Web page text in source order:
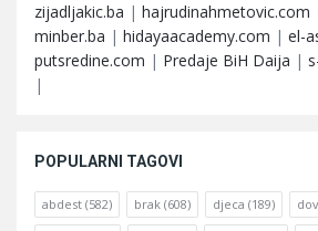
zijadljakic.ba | hajrudinahmetovic.com
minber.ba | hidayaacademy.com | el-
putsredine.com | Predaje BiH Daija |
|
POPULARNI TAGOVI
abdest (582) brak (608) djeca (189)